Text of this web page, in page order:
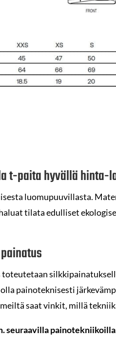
t-paita hyvällä hinta-
luomupuuvillasta.
tilata edulliset
painoteknisesti
saat vinkit, millä
seuraavilla